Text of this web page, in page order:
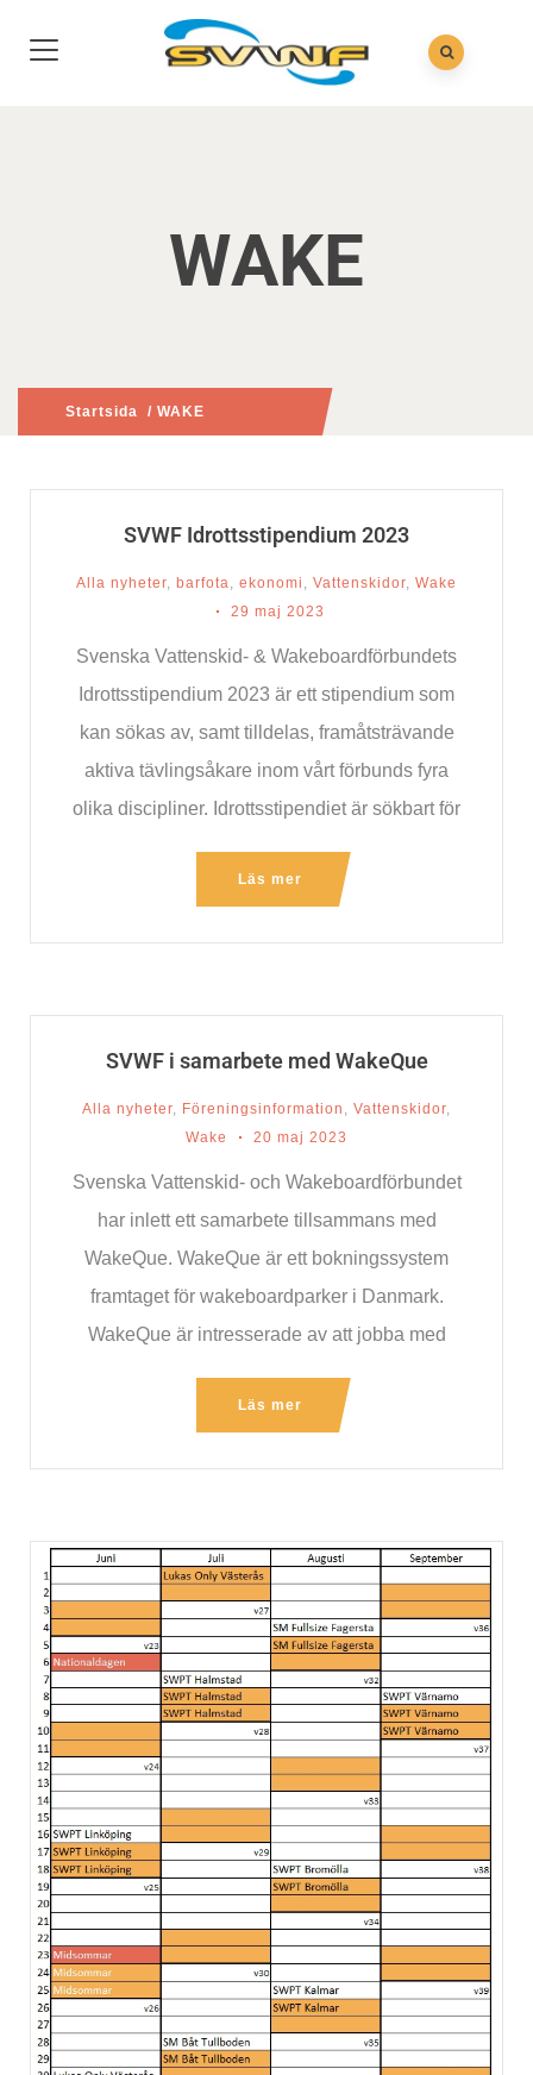
WAKE
Startsida / WAKE
SVWF Idrottsstipendium 2023
Alla nyheter, barfota, ekonomi , Vattenskidor, Wake
29 maj 2023
Svenska Vattenskid- & Wakeboardförbundets
Idrottsstipendium 2023 är ett stipendium som
kan sökas av, samt tilldelas, framåtsträvande
aktiva tävlingsåkare inom vårt förbunds fyra
olika discipliner. Idrottsstipendiet är sökbart för
Läs mer
SVWF i samarbete med WakeQue
Alla nyheter, Föreningsinformation , Vattenskidor,
Wake
20 maj 2023
Svenska Vattenskid- och Wakeboardförbundet
har inlett ett samarbete tillsammans med
WakeQue. WakeQue är ett bokningssystem
framtaget för wakeboardparker i Danmark.
WakeQue är intresserade av att jobba med
Läs mer